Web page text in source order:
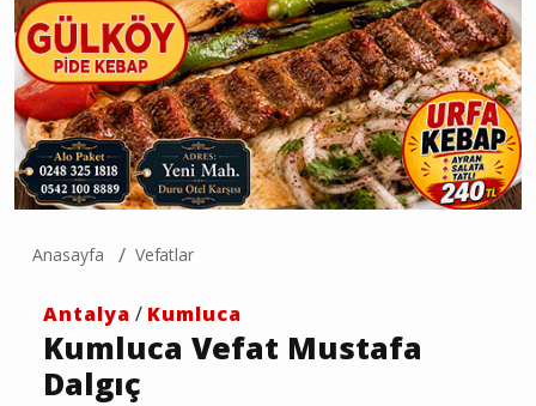
Anasayfa Vefatlar
Antalya / Kumluca
Kumluca Vefat Mustafa
Dalgıç